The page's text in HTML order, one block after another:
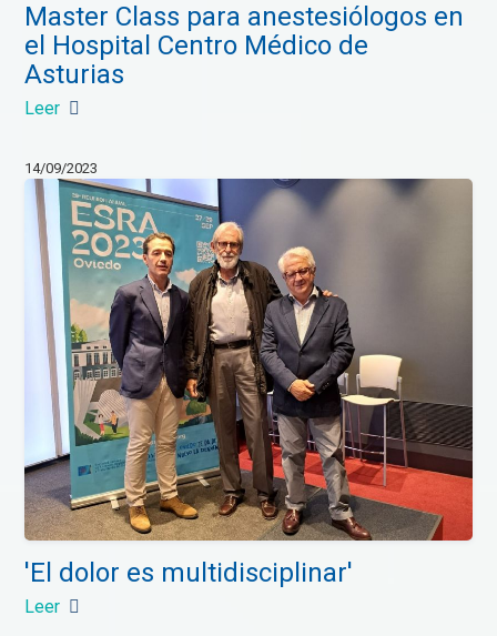
Master Class para anestesiólogos en
el Hospital Centro Médico de
Asturias
Leer
14/09/2023
'El dolor es multidisciplinar'
Leer